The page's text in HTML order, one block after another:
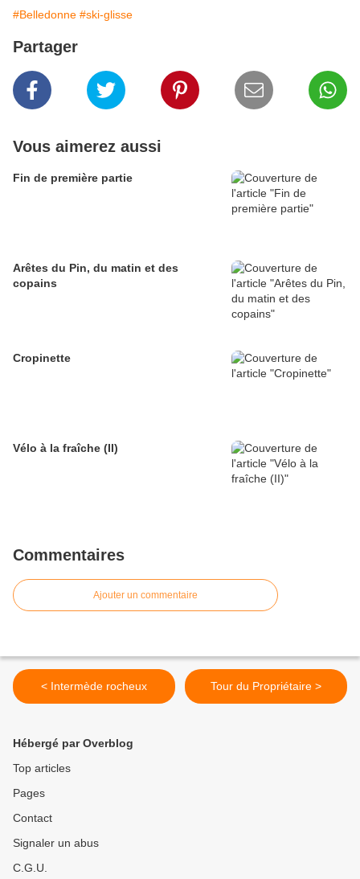
#Belledonne #ski-glisse
Partager
Vous aimerez aussi
Fin de première partie
Arêtes du Pin, du matin et des
copains
Cropinette
Vélo à la fraîche (II)
Commentaires
Ajouter un commentaire
< Intermède rocheux Tour du Propriétaire >
Hébergé par Overblog
Top articles
Pages
Contact
Signaler un abus
C.G.U.